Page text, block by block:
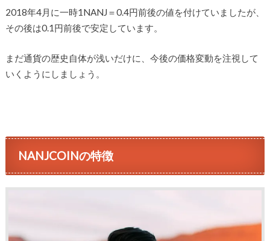
2018年4月に一時1NANJ＝0.4円前後の値を付けていましたが、
その後は0.1円前後で安定しています。
まだ通貨の歴史自体が浅いだけに、今後の価格変動を注視して
いくようにしましょう。
NANJCOINの特徴